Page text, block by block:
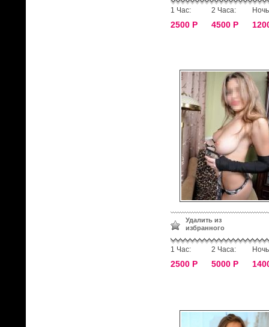
1 Час:
2500 Р
2 Часа:
4500 Р
Удалить из
избранного
1 Час:
2500 Р
2 Часа:
5000 Р